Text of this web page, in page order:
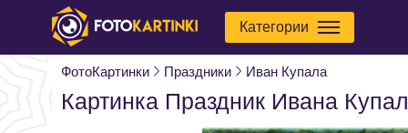
Категории
ФотоКартинки Праздники Иван Купала
Картинка Праздник Ивана